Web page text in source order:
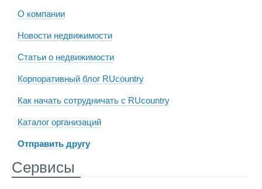
О компании
Новости недвижимости
Статьи о недвижимости
Корпоративный блог RUcountry
Как начать сотрудничать с RUcountry
Каталог организаций
Отправить другу
Сервисы